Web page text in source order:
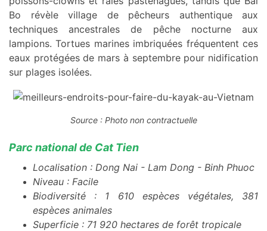
Bo révèle village de pêcheurs authentique aux
techniques ancestrales de pêche nocturne aux
lampions. Tortues marines imbriquées fréquentent ces
eaux protégées de mars à septembre pour nidification
sur plages isolées.
Source : Photo non contractuelle
Parc national de Cat Tien
Localisation : Dong Nai - Lam Dong - Binh Phuoc
Niveau : Facile
Biodiversité : 1 610 espèces végétales, 381
espèces animales
Superficie : 71 920 hectares de forêt tropicale